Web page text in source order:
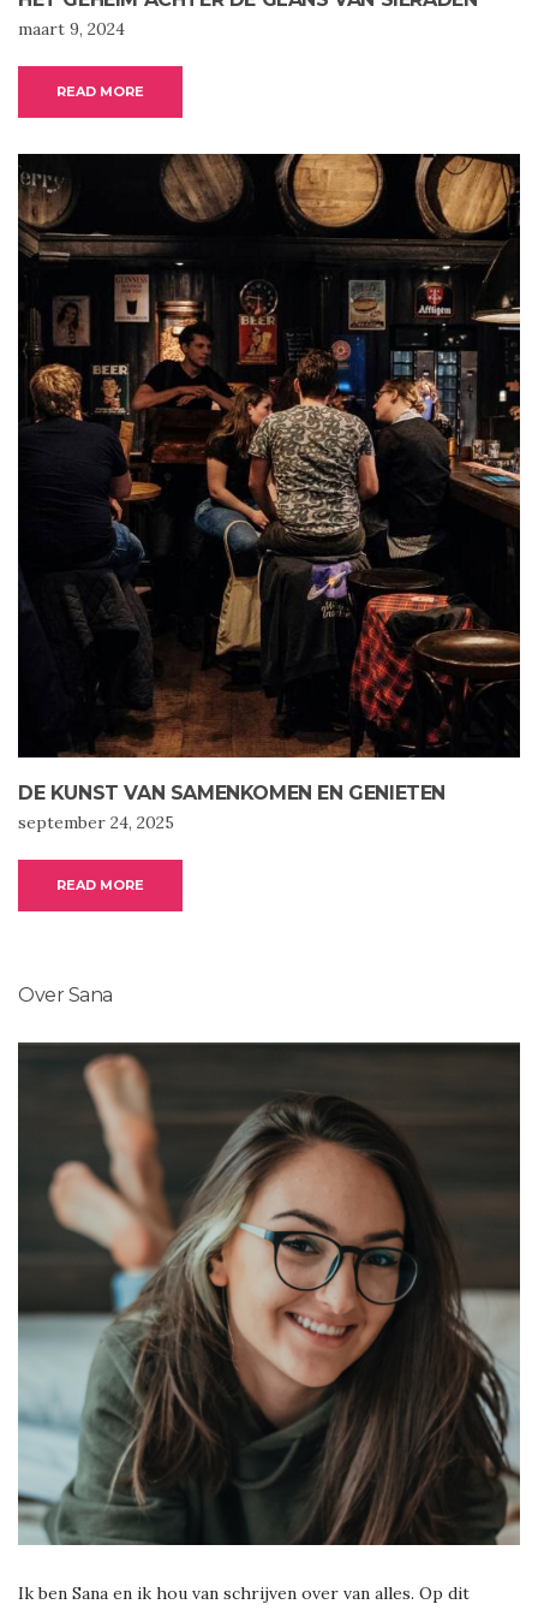
maart 9, 2024
READ MORE
DE KUNST VAN SAMENKOMEN EN GENIETEN
september 24, 2025
READ MORE
Over Sana
Ik ben Sana en ik hou van schrijven over van alles. Op dit